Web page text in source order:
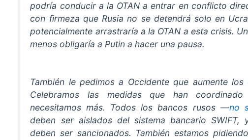
podría conducir a la OTAN a entrar en conflicto
con firmeza que Rusia no se detendrá solo en
potencialmente arrastraría a la OTAN a esta crisis.
menos obligaría a Putin a hacer una pausa.
También le pedimos a Occidente que aumente
Celebramos las medidas que han
necesitamos más. Todos los bancos rusos —no
deben ser aislados del sistema bancario
deben ser sancionados. También estamos